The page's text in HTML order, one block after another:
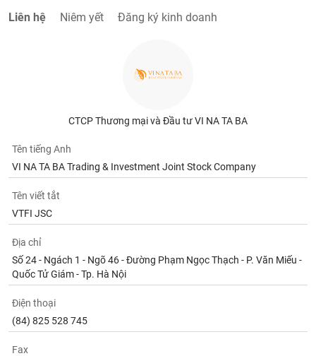
Liên hệ Niêm yết Đăng ký kinh doanh
CTCP Thương mại và Đầu tư VI NA TA BA
Tên tiếng Anh
VI NA TA BA Trading & Investment Joint Stock Company
Tên viết tắt
VTFI JSC
Địa chỉ
Số 24 - Ngách 1 - Ngõ 46 - Đường Phạm Ngọc Thạch - P. Văn Miếu -
Quốc Tử Giám - Tp. Hà Nội
Điện thoại
(84) 825 528 745
Fax